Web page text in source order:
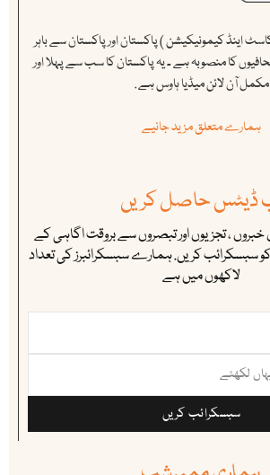
اینڈ کیمونیکیشن ) پاکستان اور پاکستان سے باہر
کا منصوبہ ہے ۔ یہ پاکستان کا سب سے پہلا اور
مکمل آن لائن میڈیا ہاوس ہے .
ہمارے متعلق مزید جانیے
ڈیٹس حاصل کریں
، تجزیوں اور تبصروں سے بروقت اگاہی کے
سبسکرائب کریں. ہمارے سبسکرائبرز کی تعداد
لاکھوں میں ہے
سبسکرائب کریں